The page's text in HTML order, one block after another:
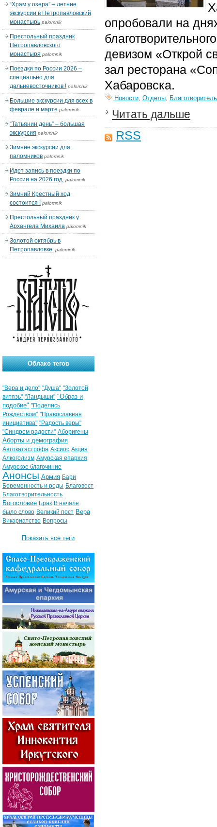
опробовали на
девизом «Открой
зал ресторана
Хабаровска.
Новости, Отделы,
Читать дальше
RSS
“Храм у озера” – летние
экскурсии в Петропавловский
монастырь palomnik
Престольный праздник
Петропавловского
монастыря palomnik
Поездки по России 2026 –
специально для
дальневосточников ! palomnik
Большие экскурсии для всех в
феврале и марте palomnik
“Татьянин день” – большая
экскурсия palomnik
Зимние экскурсии для
паломников palomnik
Идет запись в поездки по
России на 2026 год. palomnik
Зимний Крестный ход
состоится ! palomnik
Престольный праздник у
Архангела Михаила palomnik
Золотой октябрь в
Петропавловке. palomnik
Облако тегов
"Вера и дело" "Душа" "Золотой
витязь" "Ландыши" "Образ и
подобие" "Поделись
Рождеством" "Православная
инициатива" "Радость веры"
"Синдром радости" Аборигены
Аборты и демография
Автокатастрофа Аксиос Акция
Алкоголизм Амурская епархия
Амурское благочиние
Анонсы Армия Бари
Беременность и роды Благовест
Благотворительность
Богословие Брак В начале
было слово Великий пост Вера
Викариатство Вопросы
Показать все теги